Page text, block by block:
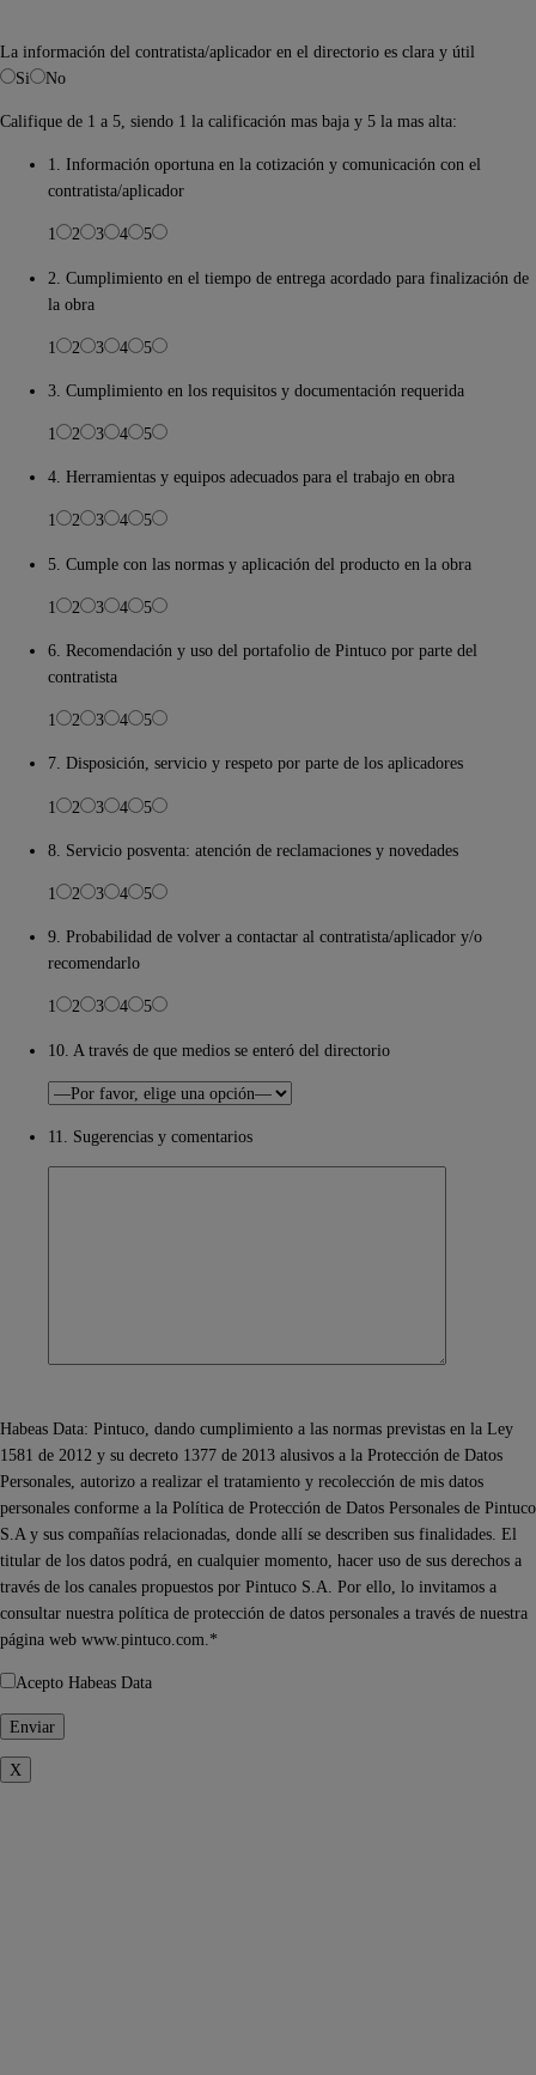
La información del contratista/aplicador en el directorio es clara y útil
Si
No
Califique de 1 a 5, siendo 1 la calificación mas baja y 5 la mas alta:
1. Información oportuna en la cotización y comunicación con el
contratista/aplicador
1 2 3 4 5
2. Cumplimiento en el tiempo de entrega acordado para finalización de
la obra
1 2 3 4 5
3. Cumplimiento en los requisitos y documentación requerida
1 2 3 4 5
4. Herramientas y equipos adecuados para el trabajo en obra
1 2 3 4 5
5. Cumple con las normas y aplicación del producto en la obra
1 2 3 4 5
6. Recomendación y uso del portafolio de Pintuco por parte del
contratista
1 2 3 4 5
7. Disposición, servicio y respeto por parte de los aplicadores
1 2 3 4 5
8. Servicio posventa: atención de reclamaciones y novedades
1 2 3 4 5
9. Probabilidad de volver a contactar al contratista/aplicador y/o
recomendarlo
1 2 3 4 5
10. A través de que medios se enteró del directorio
11. Sugerencias y comentarios
Habeas Data: Pintuco, dando cumplimiento a las normas previstas en la Ley
1581 de 2012 y su decreto 1377 de 2013 alusivos a la Protección de Datos
Personales, autorizo a realizar el tratamiento y recolección de mis datos
personales conforme a la Política de Protección de Datos Personales de Pintuco
S.A y sus compañías relacionadas, donde allí se describen sus finalidades. El
titular de los datos podrá, en cualquier momento, hacer uso de sus derechos a
través de los canales propuestos por Pintuco S.A. Por ello, lo invitamos a
consultar nuestra política de protección de datos personales a través de nuestra
página web www.pintuco.com.*
Acepto Habeas Data
X